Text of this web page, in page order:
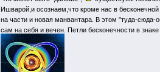
Ишварой,и осознаем,что кроме нас в
на части и новая манвантара. В этом "туда-
сам на себя и вечен. Петли бесконечности в